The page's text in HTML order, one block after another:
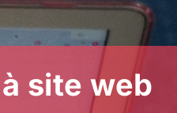
site web